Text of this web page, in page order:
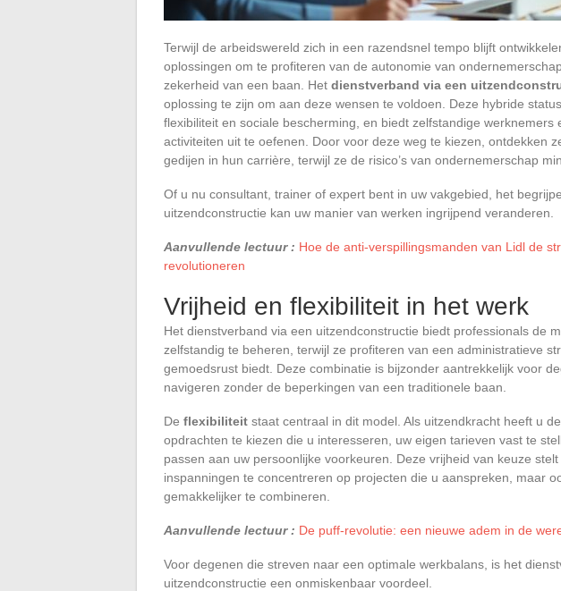
Terwijl de arbeidswereld zich in een razendsnel tempo blijft
oplossingen om te profiteren van de autonomie van
zekerheid van een baan. Het dienstverband via een
oplossing te zijn om aan deze wensen te voldoen. Deze hybride
flexibiliteit en sociale bescherming, en biedt zelfstandige werknemers
activiteiten uit te oefenen. Door voor deze weg te kiezen, ontdekken
gedijen in hun carrière, terwijl ze de risico’s van ondernemerschap
Of u nu consultant, trainer of expert bent in uw vakgebied, het
uitzendconstructie kan uw manier van werken ingrijpend veranderen.
Aanvullende lectuur : Hoe de anti-verspillingsmanden van Lidl de
revolutioneren
Vrijheid en flexibiliteit in het werk
Het dienstverband via een uitzendconstructie biedt professionals de
zelfstandig te beheren, terwijl ze profiteren van een administratieve
gemoedsrust biedt. Deze combinatie is bijzonder aantrekkelijk voor
navigeren zonder de beperkingen van een traditionele baan.
De flexibiliteit staat centraal in dit model. Als uitzendkracht heeft u
opdrachten te kiezen die u interesseren, uw eigen tarieven vast te
passen aan uw persoonlijke voorkeuren. Deze vrijheid van keuze
inspanningen te concentreren op projecten die u aanspreken, maar
gemakkelijker te combineren.
Aanvullende lectuur : De puff-revolutie: een nieuwe adem in de
Voor degenen die streven naar een optimale werkbalans, is het
uitzendconstructie een onmiskenbaar voordeel.